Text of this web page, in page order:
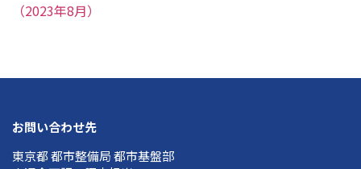
（2023年8月）
お問い合わせ先
東京都 都市整備局 都市基盤部